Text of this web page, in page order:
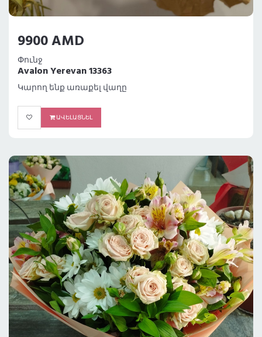
9900 AMD
Փունջ
Avalon Yerevan 13363
Կարող ենք առաքել վաղը
ԱՎԵԼԱՑՆԵԼ